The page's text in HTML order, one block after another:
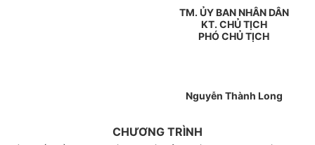
TM. ỦY BAN NHÂN DÂN
KT. CHỦ TỊCH
PHÓ CHỦ TỊCH
Nguyễn Thành Long
CHƯƠNG TRÌNH